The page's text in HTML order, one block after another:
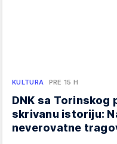
KULTURA PRE 15 H
DNK sa Torinskog
skrivanu istoriju:
neverovatne